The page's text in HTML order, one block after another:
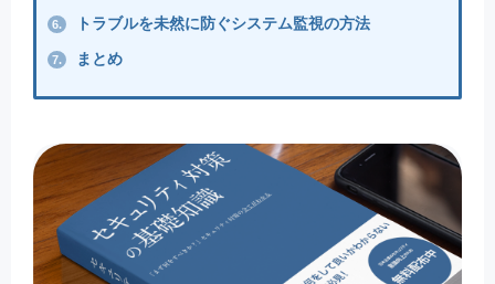
6. トラブルを未然に防ぐシステム監視の方法
7. まとめ